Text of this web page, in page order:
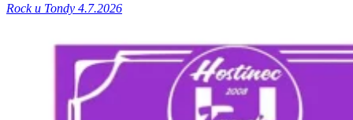
Rock u Tondy 4.7.2026